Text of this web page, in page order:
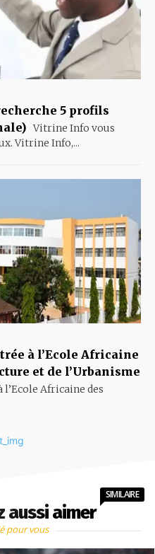
5 profils
Vitrine Info vous
Vitrine Info,...
à l’Ecole Africaine
et de l’Urbanisme
l’Ecole Africaine des
aussi aimer
SIMILAIRE
pour vous